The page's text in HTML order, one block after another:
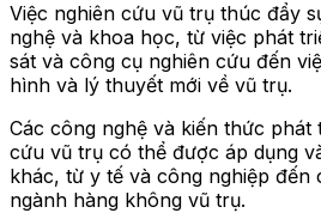
Việc nghiên cứu vũ trụ thúc đẩy
nghệ và khoa học, từ việc phát
sát và công cụ nghiên cứu đến
hình và lý thuyết mới về vũ trụ.
Các công nghệ và kiến thức phát
cứu vũ trụ có thể được áp dụng
khác, từ y tế và công nghiệp đến
ngành hàng không vũ trụ.